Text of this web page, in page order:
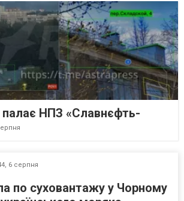
палає НПЗ «Славнєфть-
6 серпня
по суховантажу у Чорному